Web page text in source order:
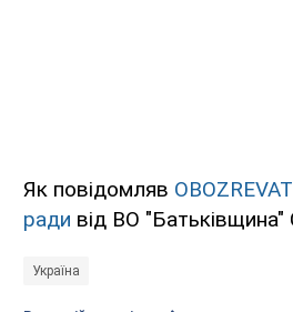
Як повідомляв
ради від ВО "Батьківщина"
Україна